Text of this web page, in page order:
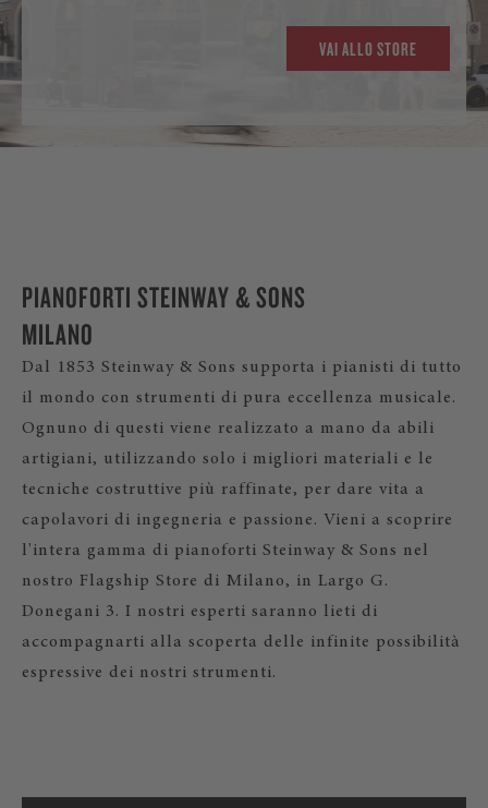
VAI ALLO STORE
PIANOFORTI STEINWAY & SONS
MILANO
Dal 1853 Steinway & Sons supporta i pianisti di tutto
il mondo con strumenti di pura eccellenza musicale.
Ognuno di questi viene realizzato a mano da abili
artigiani, utilizzando solo i migliori materiali e le
tecniche costruttive più raffinate, per dare vita a
capolavori di ingegneria e passione. Vieni a scoprire
l'intera gamma di pianoforti Steinway & Sons nel
nostro Flagship Store di Milano, in Largo G.
Donegani 3. I nostri esperti saranno lieti di
accompagnarti alla scoperta delle infinite possibilità
espressive dei nostri strumenti.